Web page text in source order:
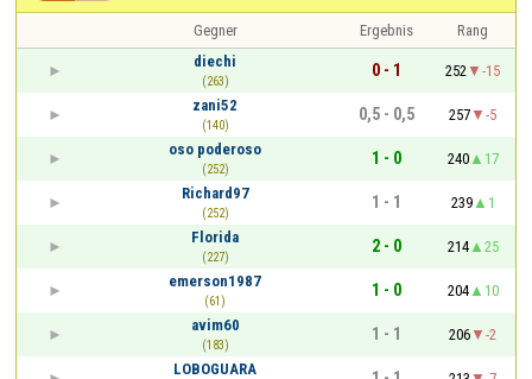
Gegner Ergebnis
Rang
diechi
(263)
0 - 1 252
-15
zani52
(140)
0,5 - 0,5 257
-5
oso poderoso
(252)
1 - 0 240
17
Richard97
(252)
1 - 1 239
1
Florida
(227)
2 - 0 214
25
emerson1987
(61)
1 - 0 204
10
avim60
(183)
1 - 1 206
-2
LOBOGUARA